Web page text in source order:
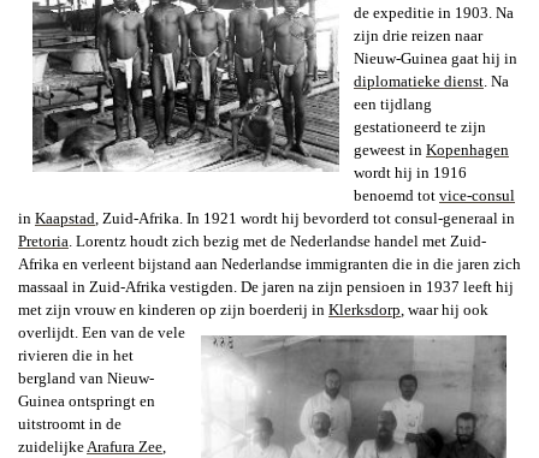
de expeditie in 1903. Na
zijn drie reizen naar
Nieuw-Guinea gaat hij in
diplomatieke dienst . Na
een tijdlang
gestationeerd te zijn
geweest in Kopenhagen
wordt hij in 1916
benoemd tot vice-consul
in Kaapstad Zuid-Afrika. In 1921 wordt hij bevorderd tot consul-generaal in
Pretoria . Lorentz houdt zich bezig met de Nederlandse handel met Zuid-
Afrika en verleent bijstand aan Nederlandse immigranten die in die jaren zich
massaal in Zuid-Afrika vestigden. De jaren na zijn pensioen in 1937 leeft hij
met zijn vrouw en kinderen op zijn boerderij in Klerksdorp , waarhij ook
overlijdt. Een van de vele
rivieren die in het
bergland van Nieuw-
Guinea ontspringt en
uitstroomt in de
zuidelijke Arafura Zee